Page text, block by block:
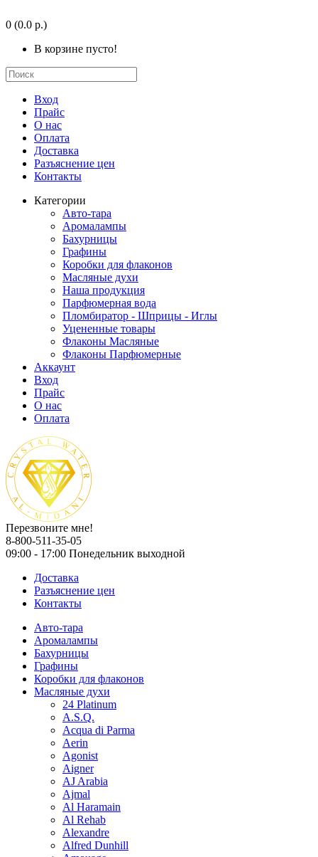
0 (0.0 р.)
В корзине пусто!
Вход
Прайс
О нас
Оплата
Доставка
Разъяснение цен
Контакты
Категории
Авто-тара
Аромалампы
Бахурницы
Графины
Коробки для флаконов
Масляные духи
Наша продукция
Парфюмерная вода
Пломбиратор - Шприцы - Иглы
Уцененные товары
Флаконы Масляные
Флаконы Парфюмерные
Аккаунт
Вход
Прайс
О нас
Оплата
Перезвоните мне!
8-800-511-35-05
09:00 - 17:00 Понедельник выходной
Доставка
Разъяснение цен
Контакты
Авто-тара
Аромалампы
Бахурницы
Графины
Коробки для флаконов
Масляные духи
24 Platinum
A.S.Q.
Acqua di Parma
Aerin
Agonist
Aigner
AJ Arabia
Ajmal
Al Haramain
Al Rehab
Alexandre
Alfred Dunhill